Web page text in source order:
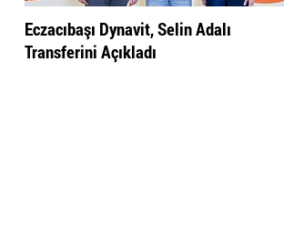
Eczacıbaşı Dynavit, Selin Adalı
Transferini Açıkladı